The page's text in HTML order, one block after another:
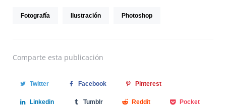
Fotografía Ilustración Photoshop
Comparte esta publicación
Twitter Facebook Pinterest
Linkedin Tumblr Reddit Pocket